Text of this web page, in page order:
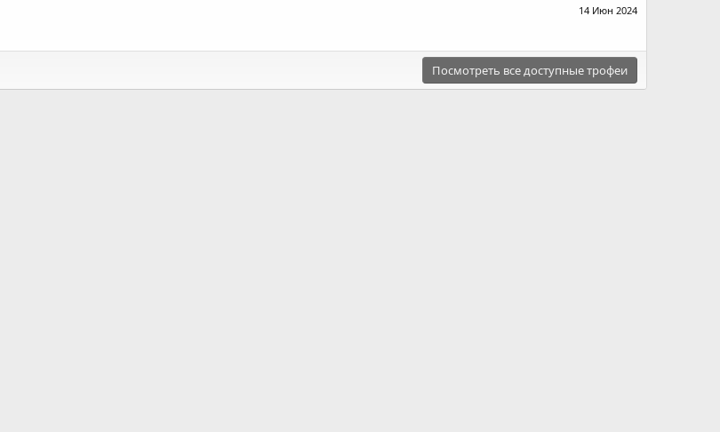
14 Июн 2024
Посмотреть все доступные трофеи